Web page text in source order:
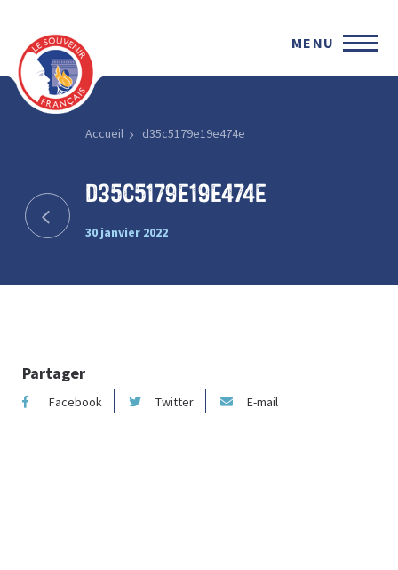
MENU
Accueil d35c5179e19e474e
d35c5179e19e474e
30 janvier 2022
Partager
Facebook Twitter E-mail